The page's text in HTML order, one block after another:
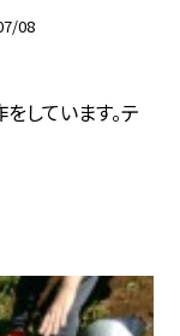
08
しています。テ